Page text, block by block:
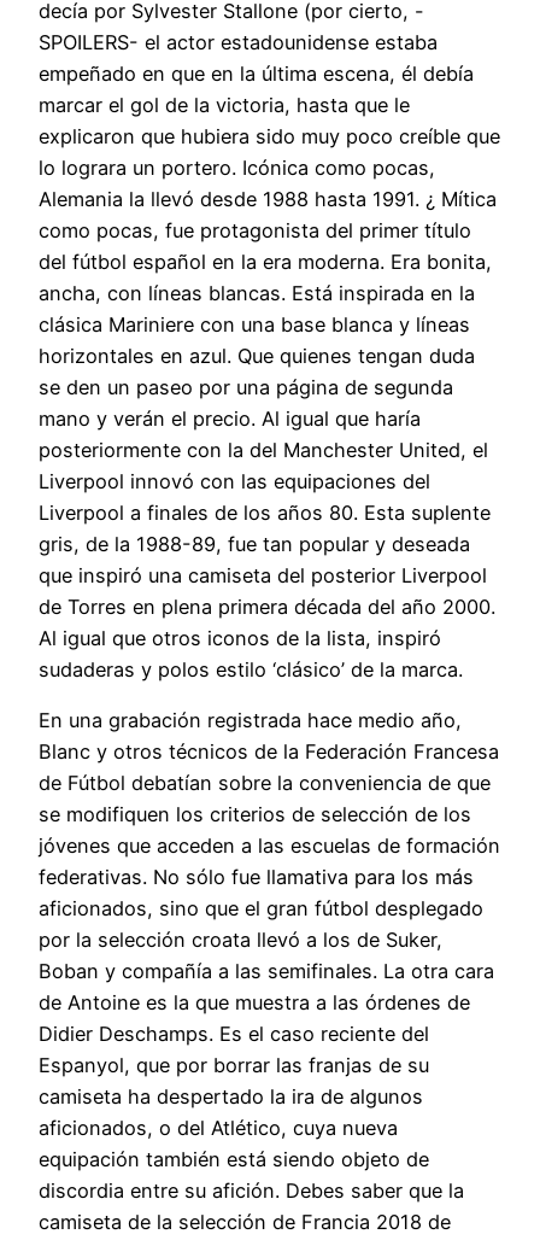
decía por Sylvester Stallone (por cierto, -
SPOILERS- el actor estadounidense estaba
empeñado en que en la última escena, él debía
marcar el gol de la victoria, hasta que le
explicaron que hubiera sido muy poco creíble que
lo lograra un portero. Icónica como pocas,
Alemania la llevó desde 1988 hasta 1991. ¿ Mítica
como pocas, fue protagonista del primer título
del fútbol español en la era moderna. Era bonita,
ancha, con líneas blancas. Está inspirada en la
clásica Mariniere con una base blanca y líneas
horizontales en azul. Que quienes tengan duda
se den un paseo por una página de segunda
mano y verán el precio. Al igual que haría
posteriormente con la del Manchester United, el
Liverpool innovó con las equipaciones del
Liverpool a finales de los años 80. Esta suplente
gris, de la 1988-89, fue tan popular y deseada
que inspiró una camiseta del posterior Liverpool
de Torres en plena primera década del año 2000.
Al igual que otros iconos de la lista, inspiró
sudaderas y polos estilo ‘clásico’ de la marca.
En una grabación registrada hace medio año,
Blanc y otros técnicos de la Federación Francesa
de Fútbol debatían sobre la conveniencia de que
se modifiquen los criterios de selección de los
jóvenes que acceden a las escuelas de formación
federativas. No sólo fue llamativa para los más
aficionados, sino que el gran fútbol desplegado
por la selección croata llevó a los de Suker,
Boban y compañía a las semifinales. La otra cara
de Antoine es la que muestra a las órdenes de
Didier Deschamps. Es el caso reciente del
Espanyol, que por borrar las franjas de su
camiseta ha despertado la ira de algunos
aficionados, o del Atlético, cuya nueva
equipación también está siendo objeto de
discordia entre su afición. Debes saber que la
camiseta de la selección de Francia 2018 de